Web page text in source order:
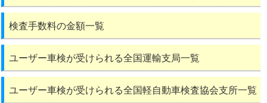
検査手数料の金額一覧
ユーザー車検が受けられる全国運輸支局一覧
ユーザー車検が受けられる全国軽自動車検査協会支所一覧